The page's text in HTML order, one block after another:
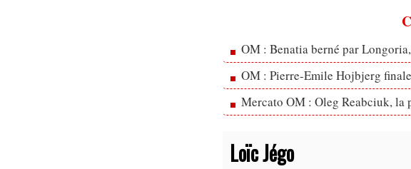
OM : Benatia berné par
OM : Pierre-Emile Hojbjerg
Mercato OM : Oleg Reabciuk, la
Loïc Jégo